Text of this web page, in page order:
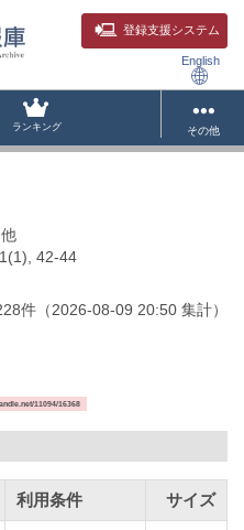
登録支援システム
English
ランキング その他
42-44
件 （2026-08-09 20:50 集計）
11094/16368
利用条件 サイズ